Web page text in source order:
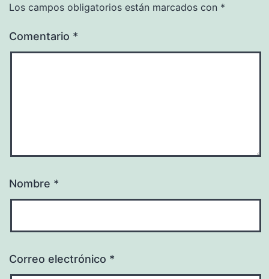
Los campos obligatorios están marcados con *
Comentario *
Nombre *
Correo electrónico *